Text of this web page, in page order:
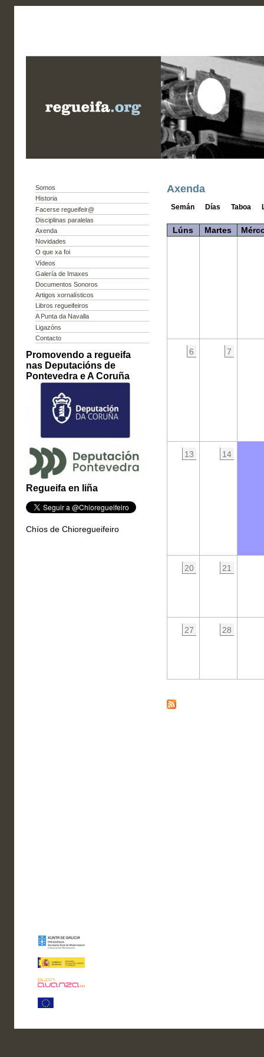
Somos
Historia
Facerse regueifeir@
Disciplinas paralelas
Axenda
Novidades
O que xa foi
Vídeos
Galería de Imaxes
Documentos Sonoros
Artigos xornalísticos
Libros regueifeiros
A Punta da Navalla
Ligazóns
Contacto
Promovendo a regueifa
nas Deputacións de
Pontevedra e A Coruña
Regueifa en liña
Chíos de Chioregueifeiro
Axenda
Semán Días Taboa
Lúns Martes
6 7
13 14
20 21
27 28